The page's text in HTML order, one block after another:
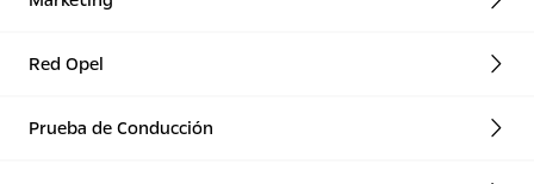
Red Opel
Prueba de Conducción